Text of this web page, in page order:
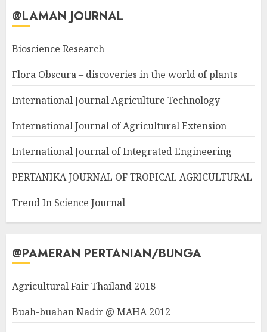
@LAMAN JOURNAL
Bioscience Research
Flora Obscura – discoveries in the world of plants
International Journal Agriculture Technology
International Journal of Agricultural Extension
International Journal of Integrated Engineering
PERTANIKA JOURNAL OF TROPICAL AGRICULTURAL
Trend In Science Journal
@PAMERAN PERTANIAN/BUNGA
Agricultural Fair Thailand 2018
Buah-buahan Nadir @ MAHA 2012